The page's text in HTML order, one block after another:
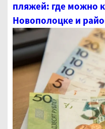
пляжей: где можно
Новополоцке и